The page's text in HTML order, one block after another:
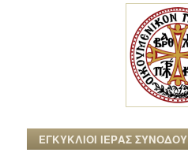
ΕΓΚΥΚΛΙΟΙ ΙΕΡΑΣ ΣΥΝΟΔΟΥ